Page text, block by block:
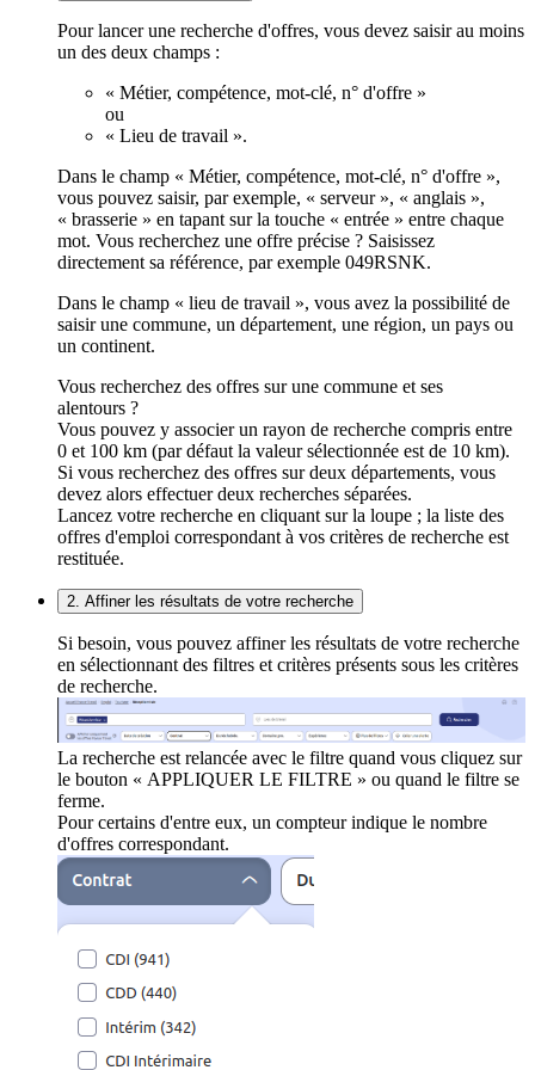
Pour lancer une recherche d'offres, vous devez saisir au moins
un des deux champs :
« Métier, compétence, mot-clé, n° d'offre »
ou
« Lieu de travail ».
Dans le champ « Métier, compétence, mot-clé, n° d'offre »,
vous pouvez saisir, par exemple, « serveur », « anglais »,
« brasserie » en tapant sur la touche « entrée » entre chaque
mot. Vous recherchez une offre précise ? Saisissez
directement sa référence, par exemple 049RSNK.
Dans le champ « lieu de travail », vous avez la possibilité de
saisir une commune, un département, une région, un pays ou
un continent.
Vous recherchez des offres sur une commune et ses
alentours ?
Vous pouvez y associer un rayon de recherche compris entre
0 et 100 km (par défaut la valeur sélectionnée est de 10 km).
Si vous recherchez des offres sur deux départements, vous
devez alors effectuer deux recherches séparées.
Lancez votre recherche en cliquant sur la loupe ; la liste des
offres d'emploi correspondant à vos critères de recherche est
restituée.
2. Affiner les résultats de votre recherche
Si besoin, vous pouvez affiner les résultats de votre recherche
en sélectionnant des filtres et critères présents sous les critères
de recherche.
La recherche est relancée avec le filtre quand vous cliquez sur
le bouton « APPLIQUER LE FILTRE » ou quand le filtre se
ferme.
Pour certains d'entre eux, un compteur indique le nombre
d'offres correspondant.